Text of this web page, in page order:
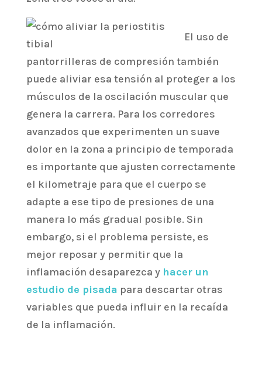
El uso de
pantorrilleras de compresión también
puede aliviar esa tensión al proteger a los
músculos de la oscilación muscular que
genera la carrera. Para los corredores
avanzados que experimenten un suave
dolor en la zona a principio de temporada
es importante que ajusten correctamente
el kilometraje para que el cuerpo se
adapte a ese tipo de presiones de una
manera lo más gradual posible. Sin
embargo, si el problema persiste, es
mejor reposar y permitir que la
inflamación desaparezca y hacer un
estudio de pisada para descartar otras
variables que pueda influir en la recaída
de la inflamación.